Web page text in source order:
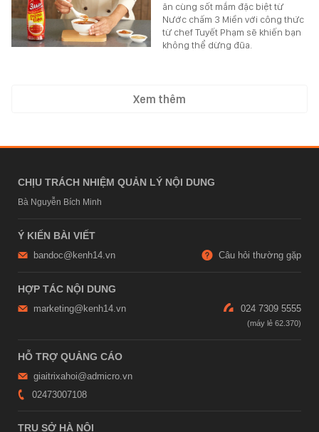
ăn cùng sốt mắm đặc biệt từ
Nước chấm 3 Miền với công thức
từ chef Tuyết Phạm sẽ khiến bạn
không thể dừng đũa.
Xem thêm
CHỊU TRÁCH NHIỆM QUẢN LÝ NỘI DUNG
Bà Nguyễn Bích Minh
Ý KIẾN BÀI VIẾT
bandoc@kenh14.vn Câu hỏi thường gặp
HỢP TÁC NỘI DUNG
marketing@kenh14.vn 024 7309 5555
HỖ TRỢ QUẢNG CÁO
giaitrixahoi@admicro.vn
02473007108
TRỤ SỞ HÀ NỘI